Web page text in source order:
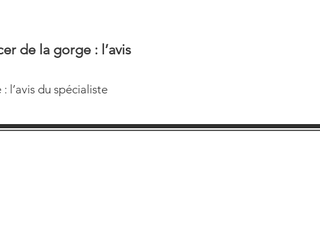
de la gorge : l’avis
l’avis du spécialiste